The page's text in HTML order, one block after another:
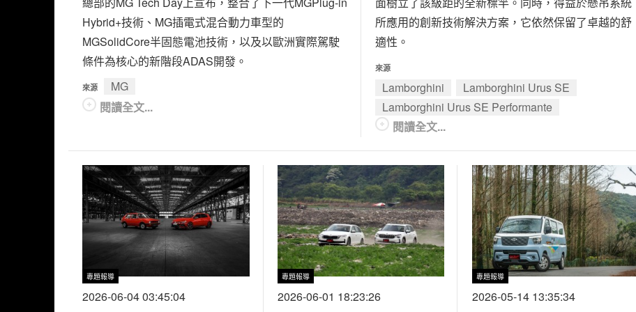
Hybrid+技術、MG插電式混合動力車型的
MGSolidCore半固態電池技術，以及以歐洲實際駕駛
條件為核心的新階段ADAS開發。
來源
MG
閱讀全文...
所應用的創新技術解決方案，它依然保留了卓越的舒
適性。
來源
Lamborghini
Lamborghini Urus SE
Lamborghini Urus SE Performante
閱讀全文...
專題報導
2026-06-04 03:45:04
專題報導
2026-06-01 18:23:26
專題報導
2026-05-14 13:35:34